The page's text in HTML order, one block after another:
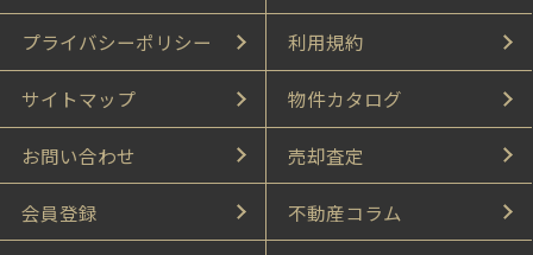
プライバシーポリシー 利用規約
サイトマップ 物件カタログ
お問い合わせ 売却査定
会員登録 不動産コラム